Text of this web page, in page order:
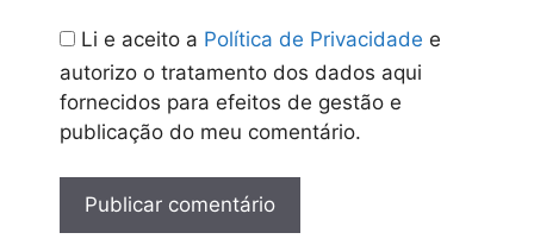
Li e aceito a Política de Privacidade e
autorizo o tratamento dos dados aqui
fornecidos para efeitos de gestão e
publicação do meu comentário.